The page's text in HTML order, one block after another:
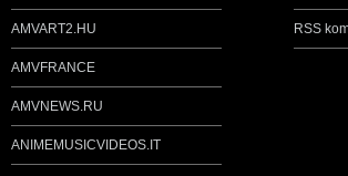
AMVART2.HU
AMVFRANCE
AMVNEWS.RU
ANIMEMUSICVIDEOS.IT
RSS